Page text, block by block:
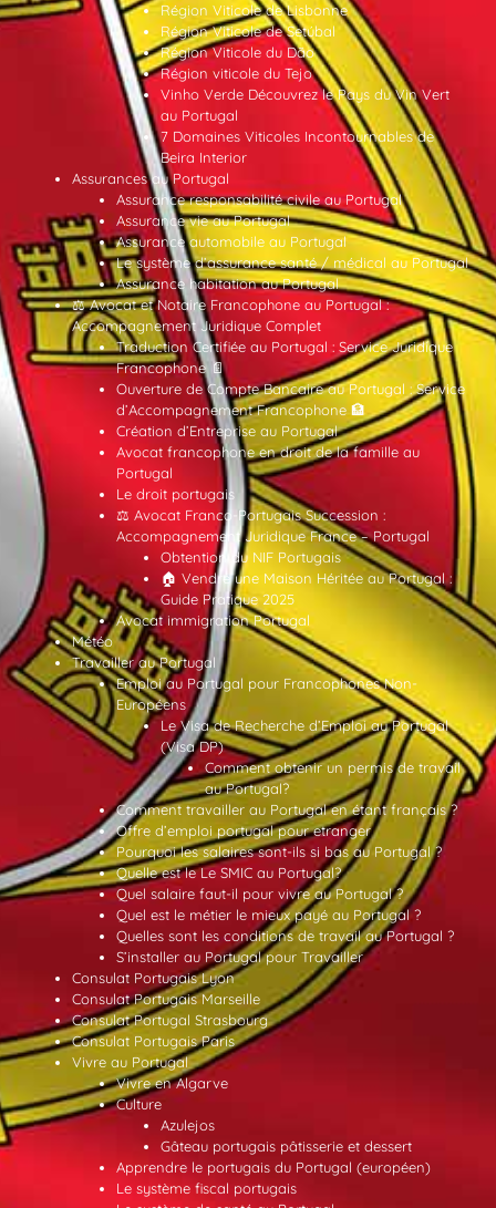
Région Viticole de Lisbonne
Région Viticole de Setúbal
Région Viticole du Dão
Région viticole du Tejo
Vinho Verde Découvrez le Pays du Vin Vert
au Portugal
7 Domaines Viticoles Incontournables de
Beira Interior
Assurances au Portugal
Assurance responsabilité civile au Portugal
Assurance vie au Portugal
Assurance automobile au Portugal
Le système d’assurance santé / médical au Portugal
Assurance habitation au Portugal
⚖️ Avocat et Notaire Francophone au Portugal :
Accompagnement Juridique Complet
Traduction Certifiée au Portugal : Service Juridique
Francophone 📄
Ouverture de Compte Bancaire au Portugal : Service
d’Accompagnement Francophone 🏦
Création d’Entreprise au Portugal
Avocat francophone en droit de la famille au
Portugal
Le droit portugais
⚖️ Avocat Franco-Portugais Succession :
Accompagnement Juridique France – Portugal
Obtention du NIF Portugais
🏠 Vendre une Maison Héritée au Portugal :
Guide Pratique 2025
Avocat immigration Portugal
Météo
Travailler au Portugal
Emploi au Portugal pour Francophones Non-
Européens
Le Visa de Recherche d’Emploi au Portugal
(Visa DP)
Comment obtenir un permis de travail
au Portugal?
Comment travailler au Portugal en étant français ?
Offre d’emploi portugal pour etranger
Pourquoi les salaires sont-ils si bas au Portugal ?
Quelle est le Le SMIC au Portugal?
Quel salaire faut-il pour vivre au Portugal ?
Quel est le métier le mieux payé au Portugal ?
Quelles sont les conditions de travail au Portugal ?
S’installer au Portugal pour Travailler
Consulat Portugais Lyon
Consulat Portugais Marseille
Consulat Portugal Strasbourg
Consulat Portugais Paris
Vivre au Portugal
Vivre en Algarve
Culture
Azulejos
Gâteau portugais pâtisserie et dessert
Apprendre le portugais du Portugal (européen)
Le système fiscal portugais